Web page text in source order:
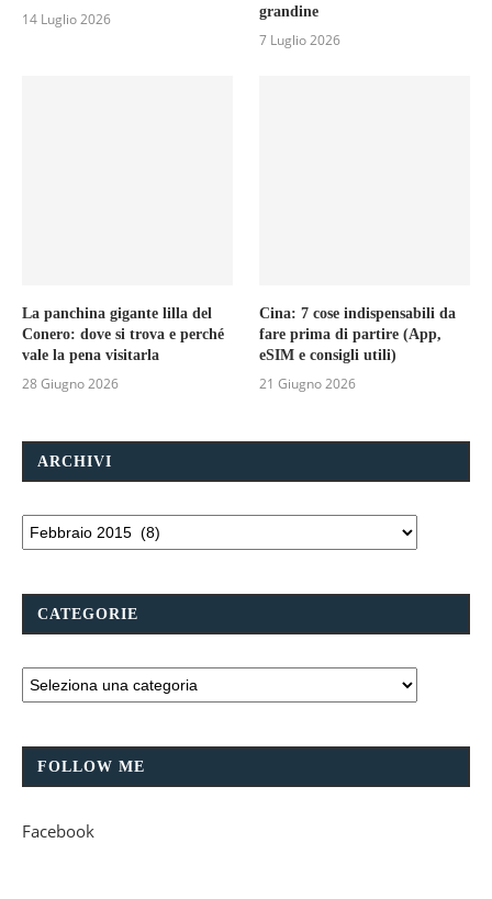
14 Luglio 2026 grandine
7 Luglio 2026
La panchina gigante lilla del
Conero: dove si trova e perché
vale la pena visitarla
28 Giugno 2026
Cina: 7 cose indispensabili da
fare prima di partire (App,
eSIM e consigli utili)
21 Giugno 2026
ARCHIVI
CATEGORIE
FOLLOW ME
Facebook